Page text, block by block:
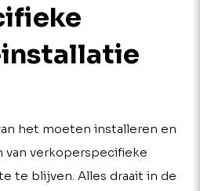
het moeten installeren en
verkoperspecifieke
te blijven. Alles draait in de